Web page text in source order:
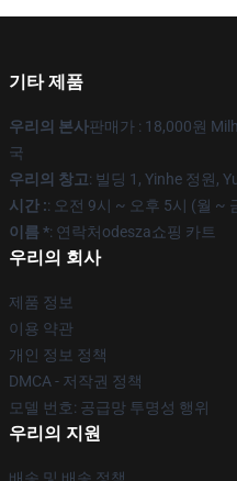
기타 제품
우리의 본사판매가 : 18,000원
국
우리의 창고: 빌딩 1, Yinhe 정원,
시간 :: 오전 9시 ~ 오후 5시 (월 ~
이름 *: 연락처odesza쇼핑 카트
우리의 회사
제품 정보
이용 약관
개인 정보 정책
DMCA - 저작권 정책
모델 번호: 공급망 투명성 행위
우리의 지원